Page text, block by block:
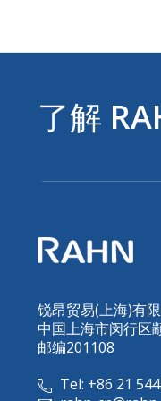
了解
锐昂贸易(上海)有
中国上海市闵行区
邮编201108
Tel: +86 21